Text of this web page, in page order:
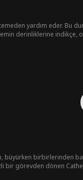
yardım eder. Bu
derinliklerine indikçe,
büyürken birbirlerinden
bir görevden dönen